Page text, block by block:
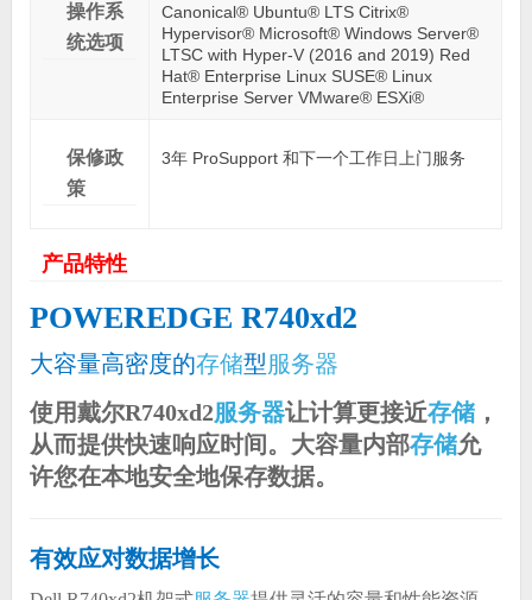
操作系
统选项
Canonical® Ubuntu® LTS Citrix®
Hypervisor® Microsoft® Windows Server®
LTSC with Hyper-V (2016 and 2019) Red
Hat® Enterprise Linux SUSE® Linux
Enterprise Server VMware® ESXi®
保修政
策
3年 ProSupport 和下一个工作日上门服务
产品特性
POWEREDGE R740xd2
大容量高密度的存储型服务器
使用戴尔R740xd2服务器让计算更接近存储，
从而提供快速响应时间。大容量内部存储允
许您在本地安全地保存数据。
有效应对数据增长